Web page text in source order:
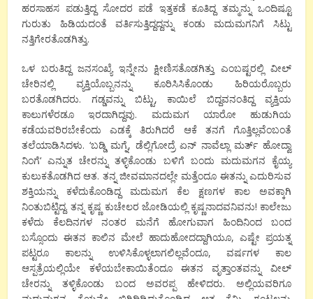
ಹರಸಾಹಸ ಪಡುತ್ತಿದ್ದ ಸೋದರ ಪಡೆ ಇತ್ತಕಡೆ ಕೂತಿದ್ದ ತಮ್ಮನ್ನು ಒಂದಿಷ್ಟೂ
ಗುರುತು ಹಿಡಿಯದಂತೆ ವರ್ತಿಸುತ್ತಿದ್ದದ್ದನ್ನು ಕಂಡು ಮದುಮಗನಿಗೆ ಸಿಟ್ಟು
ನತ್ತಿಗೇರತೊಡಗಿತ್ತು.
ಒಳ ಬರುತಿದ್ದ ಜನಸಂಖ್ಯೆ ಇನ್ನೇನು ಕ್ಷೀಣಿಸತೊಡಗಿತ್ತು ಎಂಬಷ್ಟರಲ್ಲಿ ವೀಲ್
ಚೇರಿನಲ್ಲಿ ವ್ಯಕ್ತಿಯೊಬ್ಬನನ್ನು ಕೂರಿಸಿಸಿಕೊಂಡು ಹಿರಿಯರೊಬ್ಬರು
ಬರತೊಡಗಿದರು. ಗಡ್ಡವನ್ನು ಬಿಟ್ಟು,ಕಾಯಿಲೆ ಬಿದ್ದವನಂತಿದ್ದ ವ್ಯಕ್ತಿಯ
ಕಾಲುಗಳೆರಡೂ ಇರದಾಗಿದ್ದವು. ಮದುಮಗ ಯಾರೋ ಹುಡುಗಿಯ
ಕಡೆಯವರಿರಬೇಕೆಂದು ಎಡಕ್ಕೆ ತಿರುಗಿದರೆ ಆಕೆ ತನಗೆ ಗೊತ್ತಿಲ್ಲವೆಂಬಂತೆ
ತಲೆಯಾಡಿಸಿದಳು. ‘ಬಡ್ಡಿ ಮಗ್ನೆ, ಡೆಲ್ಲಿಗೋದ್ರೆ ಏನ್ ನಾವೆಲ್ಲಾ ಮರ್ತ್ ಹೋದ್ವಾ
ನಿಂಗೆ‘ಎನ್ನುತ ಚೇರನ್ನು ತಳ್ಳಿಕೊಂಡು ಬಳಿಗೆ ಬಂದು ಮದುಮಗನ ಕೈಯ್ಯ
ಕುಲುಕತೊಡಗಿದ ಆತ. ತನ್ನ ಜೀವಮಾನದಲ್ಲೇ ಮತ್ತೆಂದೂ ಈತನ್ನು ಎದುರಿಸುವ
ಶಕ್ತಿಯನ್ನು ಕಳೆದುಕೊಂಡಿದ್ದ ಮದುಮಗ ಕೆಲ ಕ್ಷಣಗಳ ಕಾಲ ಅವಕ್ಕಾಗಿ
ನಿಂತುಬಿಟ್ಟಿದ್ದ. ತನ್ನ ಕೃಷ್ಣ ಕುಚೇಲರ ಜೋಡಿಯಲ್ಲಿ ಕೃಷ್ಣನಾದವನಿವನು! ಕಾಲೇಜು
ಕಳೆದು ಕೆಲದಿನಗಳ ನಂತರ
ಮನೆಗೆ ಹೋಗುವಾಗ ಹಿಂದಿನಿಂದ ಬಂದ
ಬಸ್ಸೊಂದು ಈತನ ಕಾಲಿನ ಮೇಲೆ ಹಾದುಹೋದದ್ದಾಗಿಯೂ, ಎಷ್ಟೇ ಪ್ರಯತ್ನ
ಪಟ್ಟರೂ ಕಾಲನ್ನು ಉಳಿಸಿಕೊಳ್ಳಲಾಗಲಿಲ್ಲವೆಂದೂ,ವರ್ಷಗಳ ಕಾಲ
ಆಸ್ಪತ್ರೆಯಲ್ಲಿಯೇ ಕಳೆಯಬೇಕಾಯಿತೆಂದೂ ಈತನ ವೃತ್ತಾಂತವನ್ನು ವೀಲ್
ಚೇರನ್ನು ತಳ್ಳಿಕೊಂಡು ಬಂದ ಅವರಪ್ಪ ಹೇಳಿದರು. ಅಲ್ಲಿಯವರಿಗೂ